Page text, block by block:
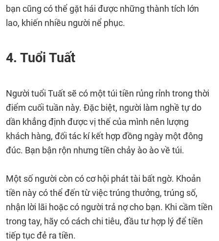
bạn cũng có thể gặt hái được những thành tích lớn
lao, khiến nhiều người nể phục.
4. Tuổi Tuất
Người tuổi Tuất sẽ có một túi tiền rủng rỉnh trong thời
điểm cuối tuần này. Đặc biệt, người làm nghề tự do
dần khẳng định được vị thế của mình nên lượng
khách hàng, đối tác kí kết hợp đồng ngày một đông
đúc. Bạn bận rộn nhưng tiền chảy ào ào về túi.
Một số người còn có cơ hội phát tài bất ngờ. Khoản
tiền này có thể đến từ việc trúng thưởng, trúng số,
nhận lời lãi hoặc có người trả nợ cho bạn. Khi cầm tiền
trong tay, hãy có cách chi tiêu, đầu tư hợp lý để tiền
tiếp tục đẻ ra tiền.